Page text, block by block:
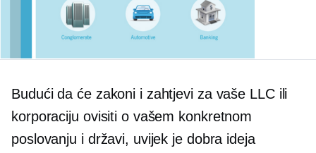
Budući da će zakoni i zahtjevi za vaše LLC ili
korporaciju ovisiti o vašem konkretnom
poslovanju i državi, uvijek je dobra ideja